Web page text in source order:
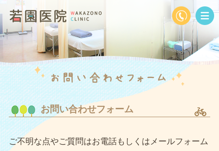
お問い合わせフォーム
ご不明な点やご質問はお電話もしくはメールフォーム